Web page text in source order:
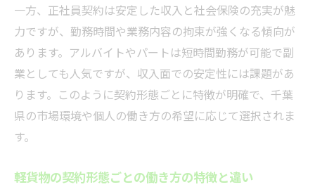
希望収入に合わせた軽貨物の契約選びのコツ
軽貨物契約形態ごとの収入モデルを比較
希望収入を実現する軽貨物契約の考え方
売上40万円の手取りを左右する契約形態の
違い
業務委託と正社員、軽貨物で迷うなら必見
一方、正社員契約は安定した収入と社会保険の充実が魅
力ですが、勤務時間や業務内容の拘束が強くなる傾向が
あります。アルバイトやパートは短時間勤務が可能で副
業としても人気ですが、収入面での安定性には課題があ
ります。このように契約形態ごとに特徴が明確で、千葉
県の市場環境や個人の働き方の希望に応じて選択されま
す。
軽貨物の契約形態ごとの働き方の特徴と違い